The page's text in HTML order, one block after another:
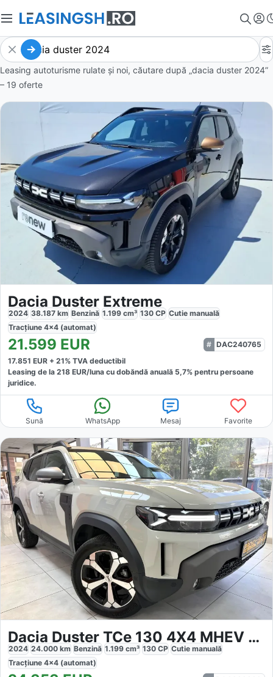
Leasing autoturisme rulate și noi, căutare după „dacia duster 2024”
– 19 oferte
Dacia Duster Extreme
2024 38.187 km Benzină 1.199 cm³ 130 CP Cutie manuală
Tracțiune 4x4 (automat)
21.599 EUR
DAC240765
17.851 EUR + 21% TVA deductibil
Leasing de la 218 EUR/luna cu dobăndă anuală 5,7% pentru persoane
juridice.
Sună WhatsApp Mesaj Favorite
Dacia Duster TCe 130 4X4 MHEV Journey
2024 24.000 km Benzină 1.199 cm³ 130 CP Cutie manuală
Tracțiune 4x4 (automat)